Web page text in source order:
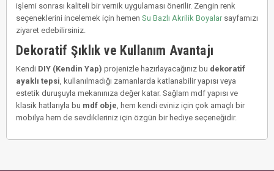
işlemi sonrası kaliteli bir vernik uygulaması önerilir. Zengin renk
seçeneklerini incelemek için hemen Su Bazlı Akrilik Boyalarsayfamızı
ziyaret edebilirsiniz.
Dekoratif Şıklık ve Kullanım Avantajı
Kendi DIY (Kendin Yap) projenizle hazırlayacağınız bu dekoratif
ayaklı tepsi , kullanılmadığı zamanlarda katlanabilir yapısı veya
estetik duruşuyla mekanınıza değer katar. Sağlam mdf yapısı ve
klasik hatlarıyla bu mdf obje , hem kendi eviniz için çok amaçlı bir
mobilya hem de sevdikleriniz için özgün bir hediye seçeneğidir.